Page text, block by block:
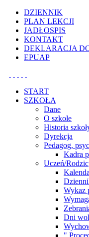
witryna
zawiera
system
dostępności.
DZIENNIK
PLAN LEKCJI
JADŁOSPIS
KONTAKT
DEKLARACJA
EPUAP
START
SZKOŁA
Dane
O szkole
Historia
Dyrekcja
Pedagog,
Kadra
Uczeń/Rodzic
Wykaz
Dni
"